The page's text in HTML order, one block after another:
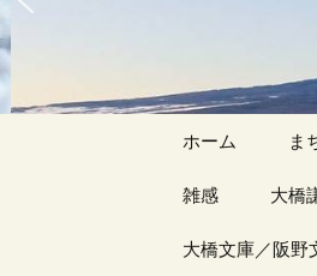
ホーム ま
雑感
アーカイブ（１
大橋
アー
大橋文庫／阪野